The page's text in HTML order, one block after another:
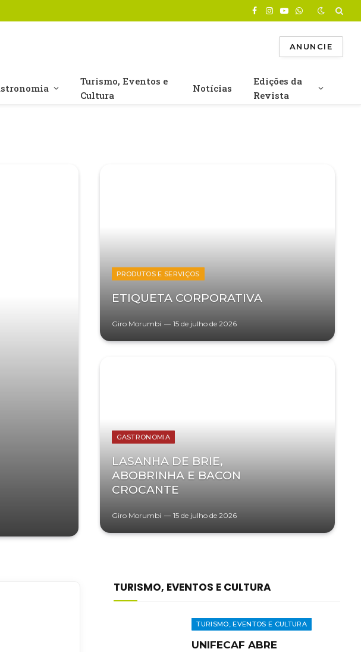
Facebook
Instagram
YouTube
WhatsApp
ANUNCIE
Turismo, Eventos e
Cultura
Notícias
Edições da
Revista
PRODUTOS E SERVIÇOS
ETIQUETA CORPORATIVA
Giro Morumbi 15 de julho de 2026
GASTRONOMIA
LASANHA DE BRIE,
ABOBRINHA E BACON
CROCANTE
Giro Morumbi 15 de julho de 2026
TURISMO, EVENTOS E CULTURA
TURISMO, EVENTOS E CULTURA
UNIFECAF ABRE